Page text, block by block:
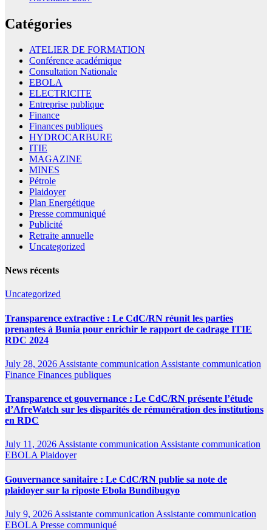
Catégories
ATELIER DE FORMATION
Conférence académique
Consultation Nationale
EBOLA
ELECTRICITE
Entreprise publique
Finance
Finances publiques
HYDROCARBURE
ITIE
MAGAZINE
MINES
Pétrole
Plaidoyer
Plan Energétique
Presse communiqué
Publicité
Retraite annuelle
Uncategorized
News récents
Uncategorized
Transparence extractive : Le CdC/RN réunit les parties
prenantes à Bunia pour enrichir le rapport de cadrage ITIE
RDC 2024
July 28, 2026 Assistante communication Assistante communication
Finance Finances publiques
Transparence et gouvernance : Le CdC/RN présente l’étude
d’AfreWatch sur les disparités de rémunération des institutions
en RDC
July 11, 2026 Assistante communication Assistante communication
EBOLA Plaidoyer
Gouvernance sanitaire : Le CdC/RN publie sa note de
plaidoyer sur la riposte Ebola Bundibugyo
July 9, 2026 Assistante communication Assistante communication
EBOLA Presse communiqué